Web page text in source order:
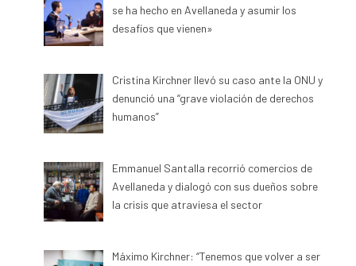
se ha hecho en Avellaneda y asumir los
desafíos que vienen»
Cristina Kirchner llevó su caso ante la ONU y
denunció una “grave violación de derechos
humanos”
Emmanuel Santalla recorrió comercios de
Avellaneda y dialogó con sus dueños sobre
la crisis que atraviesa el sector
Máximo Kirchner: “Tenemos que volver a ser